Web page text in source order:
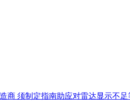
商 须制定指南助应对雷达显示不足